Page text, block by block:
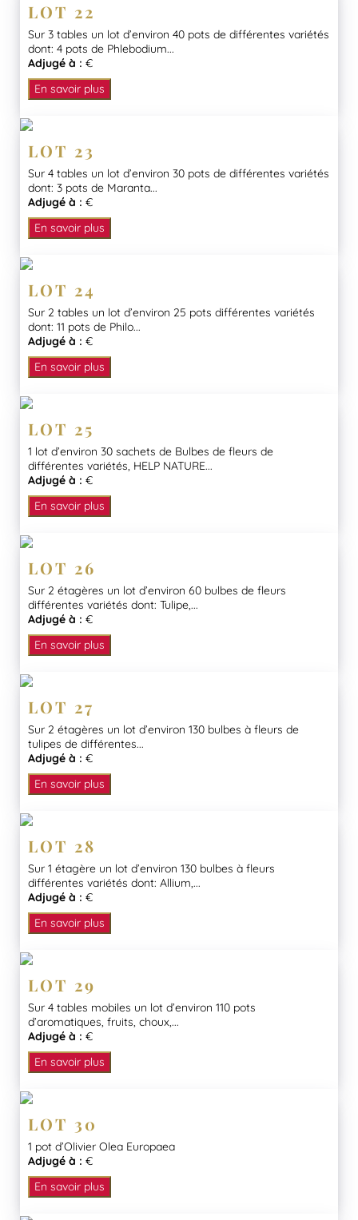
LOT 22
Sur 3 tables un lot d’environ 40 pots de différentes variétés
dont: 4 pots de Phlebodium...
Adjugé à : €
En savoir plus
LOT 23
Sur 4 tables un lot d’environ 30 pots de différentes variétés
dont: 3 pots de Maranta...
Adjugé à : €
En savoir plus
LOT 24
Sur 2 tables un lot d’environ 25 pots différentes variétés
dont: 11 pots de Philo...
Adjugé à : €
En savoir plus
LOT 25
1 lot d’environ 30 sachets de Bulbes de fleurs de
différentes variétés, HELP NATURE...
Adjugé à : €
En savoir plus
LOT 26
Sur 2 étagères un lot d’environ 60 bulbes de fleurs
différentes variétés dont: Tulipe,...
Adjugé à : €
En savoir plus
LOT 27
Sur 2 étagères un lot d’environ 130 bulbes à fleurs de
tulipes de différentes...
Adjugé à : €
En savoir plus
LOT 28
Sur 1 étagère un lot d’environ 130 bulbes à fleurs
différentes variétés dont: Allium,...
Adjugé à : €
En savoir plus
LOT 29
Sur 4 tables mobiles un lot d’environ 110 pots
d’aromatiques, fruits, choux,...
Adjugé à : €
En savoir plus
LOT 30
1 pot d’Olivier Olea Europaea
Adjugé à : €
En savoir plus